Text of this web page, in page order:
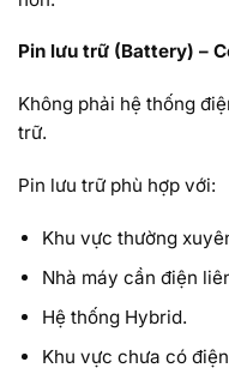
Pin lưu trữ (Battery) –
Không phải hệ thống
trữ.
Pin lưu trữ phù hợp với:
Khu vực thường
Nhà máy cần điện
Hệ thống Hybrid.
Khu vực chưa có